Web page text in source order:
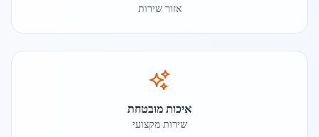
אזור שירות
איכות מובטחת
שירות מקצועי